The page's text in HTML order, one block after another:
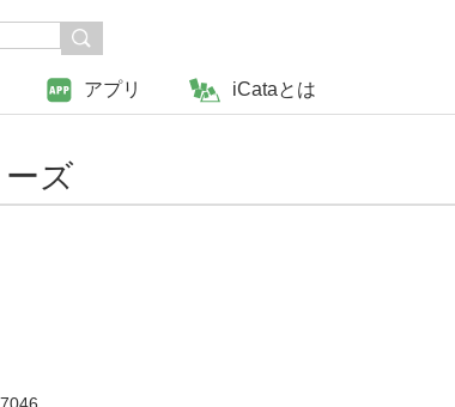
アプリ iCataとは
ズ